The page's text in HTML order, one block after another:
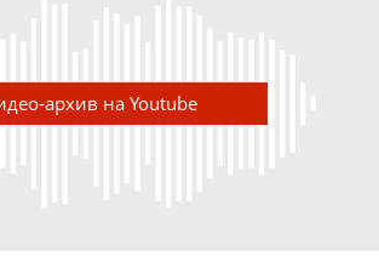
архив на Youtube